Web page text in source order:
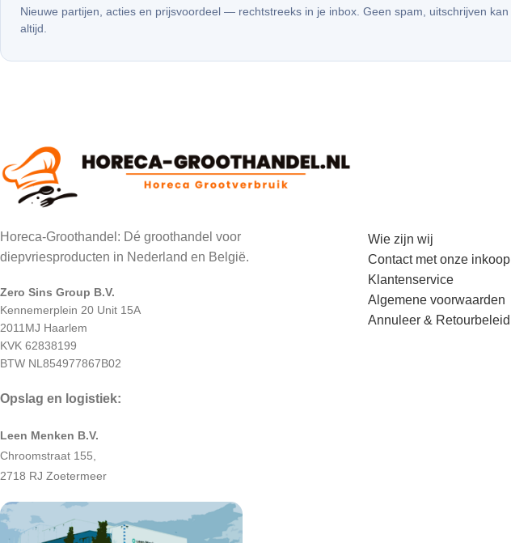
Nieuwe partijen, acties en prijsvoordeel — rechtstreeks in je inbox. Geen spam, uitschrijven kan
altijd.
Horeca-Groothandel: Dé groothandel voor
diepvriesproducten in Nederland en België.
Zero Sins Group B.V.
Kennemerplein 20 Unit 15A
2011MJ Haarlem
KVK 62838199
BTW NL854977867B02
Opslag en logistiek:
Leen Menken B.V.
Chroomstraat 155,
2718 RJ Zoetermeer
Wie zijn wij
Contact met onze inkoop
Klantenservice
Algemene voorwaarden
Annuleer & Retourbeleid